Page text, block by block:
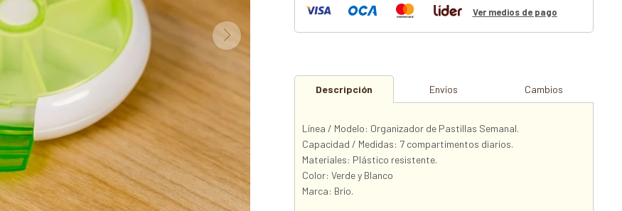
Ver medios de pago
Descripción Envíos Cambios
Línea / Modelo: Organizador de Pastillas Semanal.
Capacidad / Medidas: 7 compartimentos diarios.
Materiales: Plástico resistente.
Color: Verde y Blanco
Marca: Brio.